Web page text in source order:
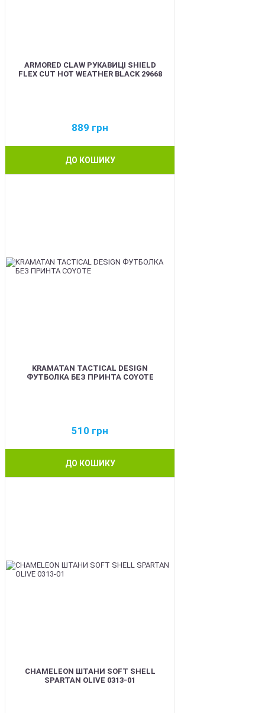
ARMORED CLAW РУКАВИЦІ SHIELD
FLEX CUT HOT WEATHER BLACK 29668
889 грн
ДО КОШИКУ
KRAMATAN TACTICAL DESIGN
ФУТБОЛКА БЕЗ ПРИНТА COYOTE
510 грн
ДО КОШИКУ
CHAMELEON ШТАНИ SOFT SHELL
SPARTAN OLIVE 0313-01